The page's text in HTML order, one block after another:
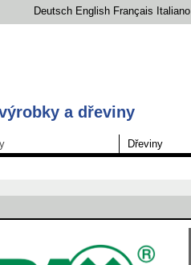
Deutsch English Français Italiano
a dřeviny
Dřeviny